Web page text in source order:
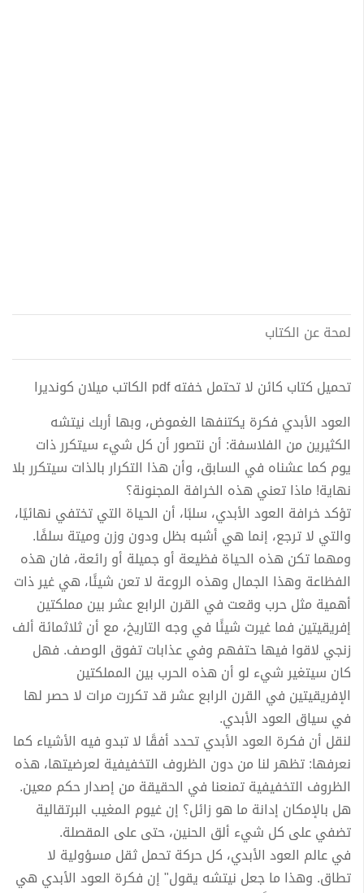
لمحة عن الكتاب
تحميل كتاب كائن لا تحتمل خفته pdf الكاتب ميلان كونديرا
العود الأبدي فكرة يكتنفها الغموض، وبها أربك نيتشه
الكثيرين من الفلاسفة: أن نتصور أن كل شيء سيتكرر ذات
يوم كما عشناه في السابق، وأن هذا التكرار بالذات سيتكرر بلا
نهاية! ماذا تعني هذه الخرافة المجنونة؟
تؤكد خرافة العود الأبدي، سلبًا، أن الحياة التي تختفي نهائيًا،
والتي لا ترجع، إنما هي أشبه بظل ودون وزن وميتة سلفًا.
ومهما تكن هذه الحياة فظيعة أو جميلة أو رائعة، فان هذه
الفظاعة وهذا الجمال وهذه الروعة لا تعن شيئًا، هي غير ذات
أهمية مثل حرب وقعت في القرن الرابع عشر بين مملكتين
إفريقيتين فما غيرت شيئًا في وجه التاريخ، مع أن ثلاثمائة ألف
زنجي لاقوا فيها حتفهم وفي عذابات تفوق الوصف. فهل
كان سيتغير شيء لو أن هذه الحرب بين المملكتين
الإفريقيتين في القرن الرابع عشر قد تكررت مرات لا حصر لها
في سياق العود الأبدي.
لنقل أن فكرة العود الأبدي تحدد أفقًا لا تبدو فيه الأشياء كما
نعرفها: تظهر لنا من دون الظروف التخفيفية لعرضيتها، هذه
الظروف التخفيفية تمنعنا في الحقيقة من إصدار حكم معين.
هل بالإمكان إدانة ما هو زائل؟ إن غيوم المغيب البرتقالية
تضفي على كل شيء ألق الحنين، حتى على المقصلة.
في عالم العود الأبدي، كل حركة تحمل ثقل مسؤولية لا
تطاق. وهذا ما جعل نيتشه يقول" إن فكرة العود الأبدي هي